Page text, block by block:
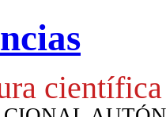
científica